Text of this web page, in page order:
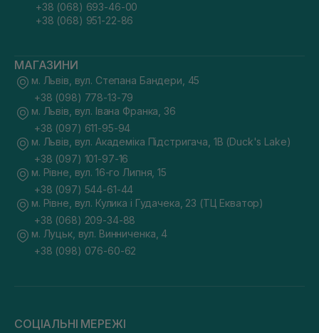
+38 (068) 693-46-00
+38 (068) 951-22-86
МАГАЗИНИ
м. Львів, вул. Степана Бандери, 45
+38 (098) 778-13-79
м. Львів, вул. Івана Франка, 36
+38 (097) 611-95-94
м. Львів, вул. Академіка Підстригача, 1В (Duck's Lake)
+38 (097) 101-97-16
м. Рівне, вул. 16-го Липня, 15
+38 (097) 544-61-44
м. Рівне, вул. Кулика і Гудачека, 23 (ТЦ Екватор)
+38 (068) 209-34-88
м. Луцьк, вул. Винниченка, 4
+38 (098) 076-60-62
СОЦІАЛЬНІ МЕРЕЖІ